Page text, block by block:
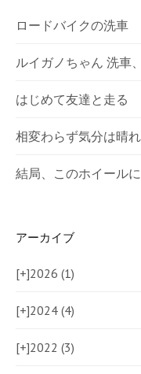
ロードバイクの洗車
ルイガノちゃん 洗車
はじめて友達と走る
相変わらず気分は晴
結局、このホイール
アーカイブ
[+]2026 (1)
[+]2024 (4)
[+]2022 (3)